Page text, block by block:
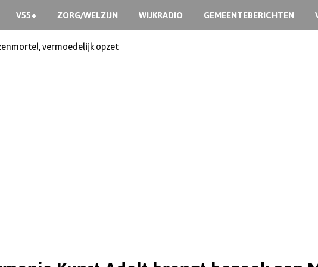
V55+ ZORG/WELZIJN WIJKRADIO GEMEENTEBERICHTEN
vermoedelijk opzet